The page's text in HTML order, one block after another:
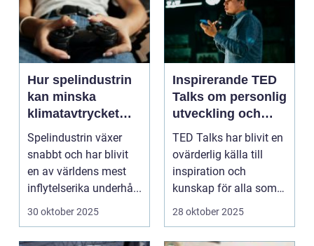
Hur spelindustrin
kan minska
klimatavtrycket
genom innovation
och design
Spelindustrin växer
snabbt och har blivit
en av världens mest
inflytelserika underhå...
30 oktober 2025
Inspirerande TED
Talks om personlig
utveckling och
företagande
TED Talks har blivit en
ovärderlig källa till
inspiration och
kunskap för alla som
vi...
28 oktober 2025